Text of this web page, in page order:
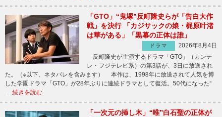
「GTO」“鬼塚”反町隆史らが「告白大作
戦」を決行 「カジサックの娘・梶原叶渚
は華がある」「黒幕の正体は誰」
ドラマ
2026年8月4日
反町隆史が主演するドラマ「GTO」（カンテ
レ・フジテレビ系）の第3話が、3日に放送され
た。（※以下、ネタバレを含みます） 本作は、1998年に放送されて人気を博
した学園ドラマ「GTO」が28年ぶりに連続ドラマとして復活。50代になった“
続きを読む
「一次元の挿し木」“唯”白石聖の正体が